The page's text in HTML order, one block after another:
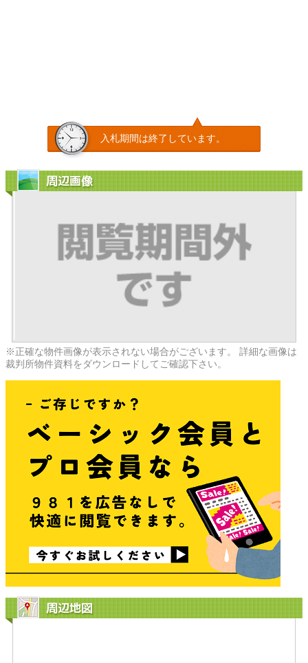
入札期間は終了しています。
周辺画像
※正確な物件画像が表示されない場合がございます。 詳細な画像は
裁判所物件資料をダウンロードしてご確認下さい。
周辺地図